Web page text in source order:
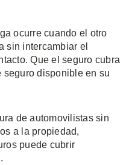
ocurre cuando el otro
sin intercambiar el
Que el seguro cubra
seguro disponible en su
de automovilistas sin
a la propiedad,
puede cubrir